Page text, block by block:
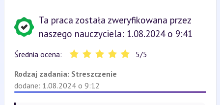
Ta praca została zweryfikowana przez
naszego nauczyciela: 1.08.2024 o 9:41
Średnia ocena: 5/5
Rodzaj zadania: Streszczenie
dodane: 1.08.2024 o 9:12